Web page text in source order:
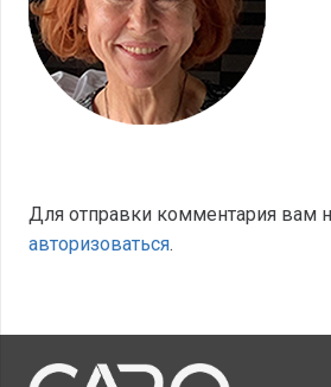
Для отправки комментария вам
авторизоваться.